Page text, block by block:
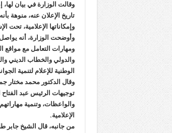
تاريخ الإعلان عنه، منوهة
وإمكاناتها الإعلامية،
وأوضحت الوزارة، أنه يواصل
ومهارات التعامل مع مواقع
والدولي والخطاب الديني
الوطنية للإعلام لتنمية
وقال الدكتور محمد مختار
توجيهات الرئيس عبد الفتاح
والواعظات، وتنمية
الإعلامية.
من جانبه، قال الشيخ جابر